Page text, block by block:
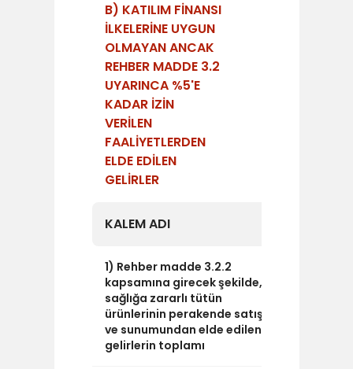
B) KATILIM FİNANSI
İLKELERİNE UYGUN
OLMAYAN ANCAK
REHBER MADDE 3.2
UYARINCA %5'E
KADAR İZİN
VERİLEN
FAALİYETLERDEN
ELDE EDİLEN
GELİRLER
KALEM ADI
1) Rehber madde 3.2.2
kapsamına girecek şekilde,
sağlığa zararlı tütün
ürünlerinin perakende satışı
ve sunumundan elde edilen
gelirlerin toplamı